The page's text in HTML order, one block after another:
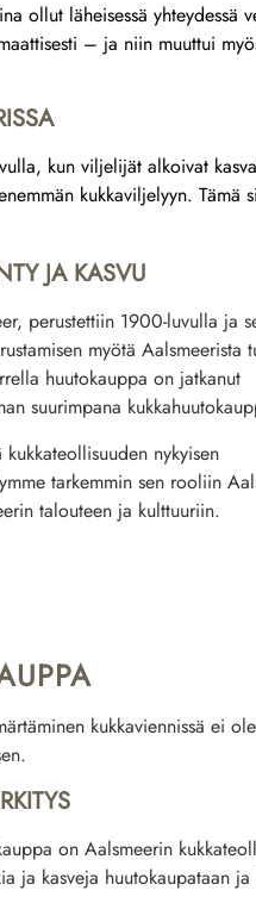
ollut läheisessä
– ja niin muuttui
kun viljelijät alkoivat
kukkaviljelyyn. Tämä
JA KASVU
perustettiin 1900-luvulla ja
myötä Aalsmeerista
huutokauppa on jatkanut
suurimpana
nykyisen
tarkemmin sen rooliin
talouteen ja kulttuuriin.
kukkaviennissä ei
on Aalsmeerin
ja kasveja huutokaupataan